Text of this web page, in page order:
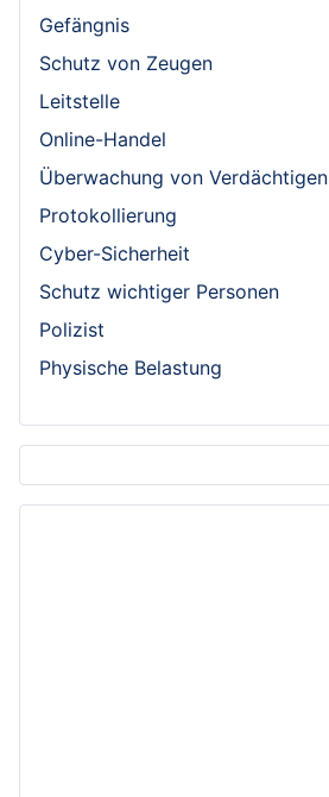
Gefängnis
Schutz von Zeugen
Leitstelle
Online-Handel
Überwachung von Verdächtigen
Protokollierung
Cyber-Sicherheit
Schutz wichtiger Personen
Polizist
Physische Belastung